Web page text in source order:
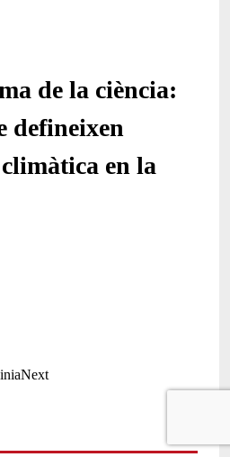
de la ciència:
defineixen
en la